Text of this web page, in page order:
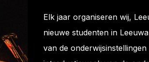
Elk jaar organiseren wij,
nieuwe studenten in
van de